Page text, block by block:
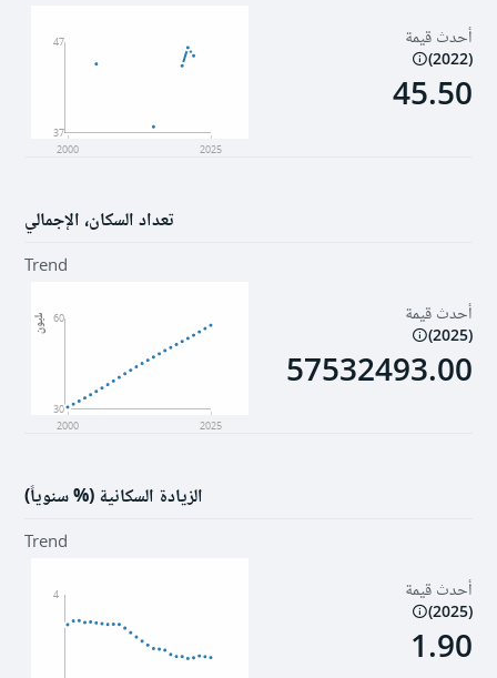
أحدث قيمة
(
2022
)
45.50
2000 2025
37
47
تعداد السكان، الإجمالي
أحدث قيمة
(
2025
)
57532493.00
Trend
2000 2025
مليون
30
60
الزيادة السكانية (% سنوياً)
أحدث قيمة
(
2025
)
1.90
Trend
4